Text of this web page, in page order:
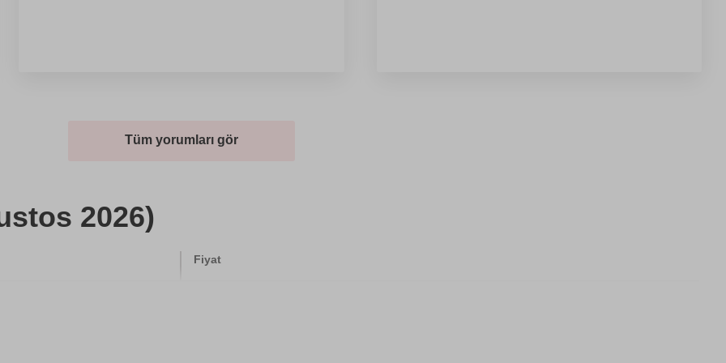
Tüm yorumları gör
2026)
Fiyat